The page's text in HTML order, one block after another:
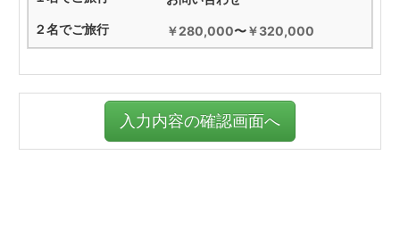
￥280,000〜￥320,000
入力内容の確認画面へ